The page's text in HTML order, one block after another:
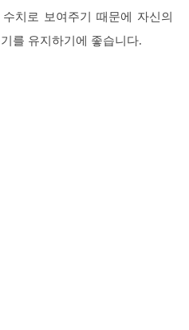
치로 보여주기 때문에 자신의
를 유지하기에 좋습니다.